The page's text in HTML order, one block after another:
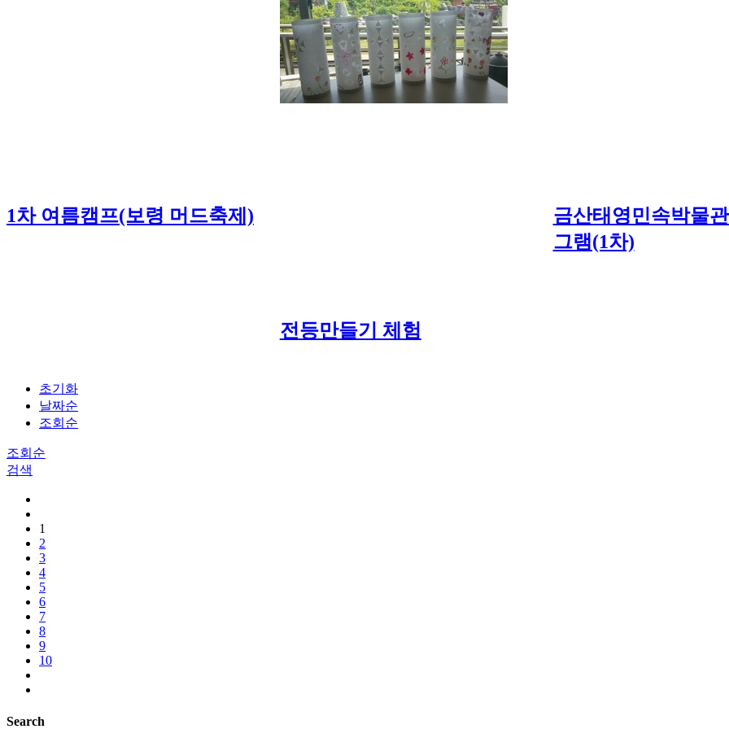
1차 여름캠프(보령 머드축제)
전등만들기 체험
금산태영민속박물
그램(1차)
초기화
날짜순
조회순
조회순
검색
1
2
3
4
5
6
7
8
9
10
Search